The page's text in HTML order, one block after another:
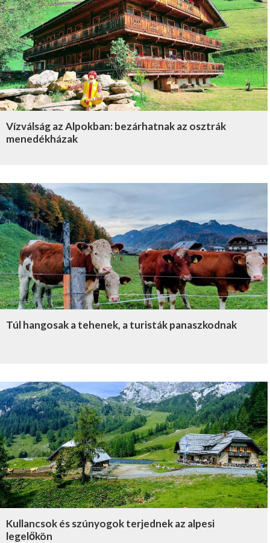
Vízválság az Alpokban: bezárhatnak az osztrák
menedékházak
Túl hangosak a tehenek, a turisták panaszkodnak
Kullancsok és szúnyogok terjednek az alpesi
legelőkön